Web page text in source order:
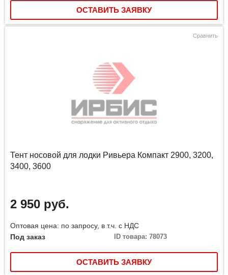
ОСТАВИТЬ ЗАЯВКУ
Сравнить
Тент носовой для лодки Ривьера Компакт 2900, 3200,
3400, 3600
2 950 руб.
Оптовая цена: по запросу, в т.ч. с НДС
Под заказ
ID товара: 78073
ОСТАВИТЬ ЗАЯВКУ